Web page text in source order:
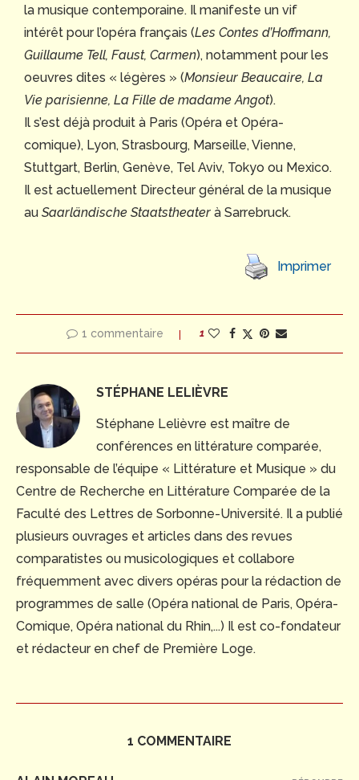
la musique contemporaine. Il manifeste un vif
intérêt pour l’opéra français (Les Contes d’Hoffmann,
Guillaume Tell, Faust, Carmen), notamment pour les
oeuvres dites « légères » (Monsieur Beaucaire, La
Vie parisienne, La Fille de madame Angot).
Il s’est déjà produit à Paris (Opéra et Opéra-
comique), Lyon, Strasbourg, Marseille, Vienne,
Stuttgart, Berlin, Genève, Tel Aviv, Tokyo ou Mexico.
Il est actuellement Directeur général de la musique
au Saarländische Staatstheater à Sarrebruck.
Imprimer
1 commentaire 1
STÉPHANE LELIÈVRE
Stéphane Lelièvre est maître de
conférences en littérature comparée,
responsable de l’équipe « Littérature et Musique » du
Centre de Recherche en Littérature Comparée de la
Faculté des Lettres de Sorbonne-Université. Il a publié
plusieurs ouvrages et articles dans des revues
comparatistes ou musicologiques et collabore
fréquemment avec divers opéras pour la rédaction de
programmes de salle (Opéra national de Paris, Opéra-
Comique, Opéra national du Rhin,...) Il est co-fondateur
et rédacteur en chef de Première Loge.
1 COMMENTAIRE